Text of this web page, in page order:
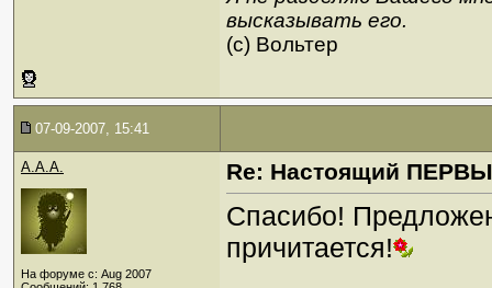
высказывать его.
(c) Вольтер
07-09-2007, 15:41
A.A.A.
На форуме с: Aug 2007
Re: Настоящий
Спасибо!
причитается!